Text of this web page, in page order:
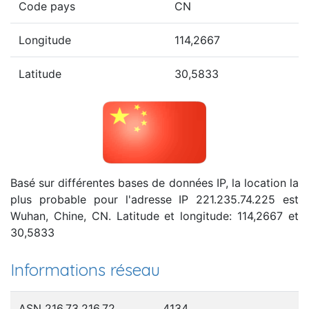
Code pays CN
Longitude 114,2667
Latitude 30,5833
Basé sur différentes bases de données IP, la location la
plus probable pour l'adresse IP 221.235.74.225 est
Wuhan, Chine, CN. Latitude et longitude: 114,2667 et
30,5833
Informations réseau